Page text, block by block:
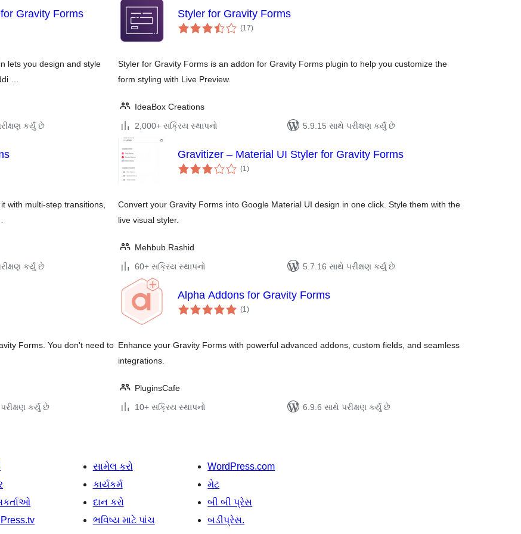
Gravity Forms
lets you design and style
…
કર્યું છે
Styler for Gravity Forms
(17કુલ
રેટિંગ્સ
)
Styler for Gravity Forms is an addon for Gravity Forms plugin to help you customize the
form styling with Live Preview.
IdeaBox Creations
2,000+ સક્રિય સ્થાપનો
5.9.15 સાથે પરીક્ષણ કર્યું છે
with multi-step transitions,
કર્યું છે
Gravitizer – Material UI Styler for Gravity Forms
(1કુલ
રેટિંગ્સ
)
Convert your Gravity Forms into Google Material UI design in one click. Style them with the
live visual styler.
Mehbub Rashid
60+ સક્રિય સ્થાપનો
5.7.16 સાથે પરીક્ષણ કર્યું છે
Forms. You don't need to
કર્યું છે
Alpha Addons for Gravity Forms
(1કુલ
રેટિંગ્સ
)
Enhance your Gravity Forms with powerful advanced addons, custom fields, and seamless
integrations.
PluginsCafe
10+ સક્રિય સ્થાપનો
6.9.6 સાથે પરીક્ષણ કર્યું છે
સામેલ કરો
કાર્યકર્મ
દાન કરો
ભવિષ્ય માટે પાંચ
WordPress.com
મેટ
બી બી પ્રેસ
બડીપ્રેસ.